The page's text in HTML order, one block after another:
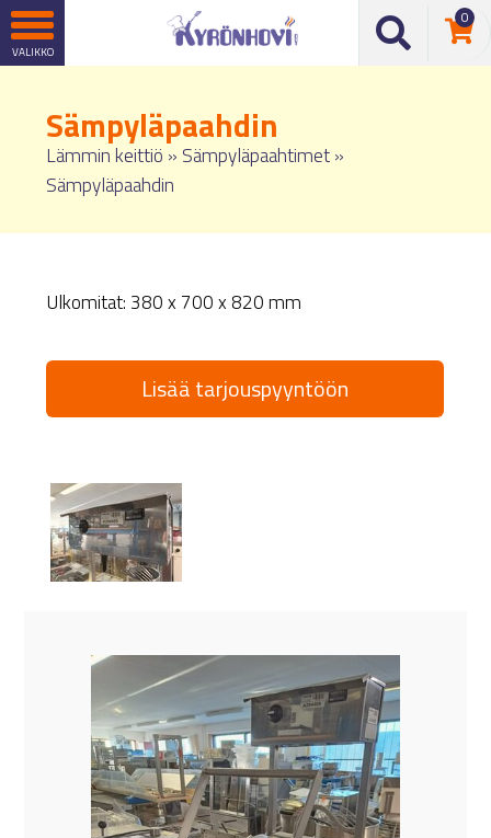
0
Sämpyläpaahdin
Lämmin keittiö » Sämpyläpaahtimet»
Sämpyläpaahdin
Ulkomitat: 380 x 700 x 820 mm
Lisää tarjouspyyntöön